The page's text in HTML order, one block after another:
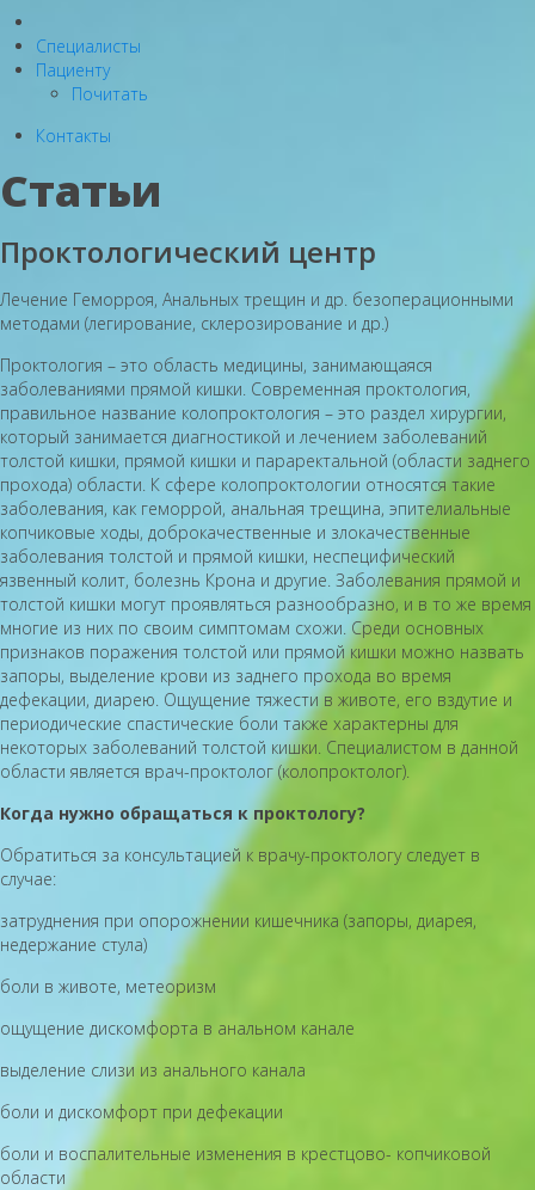
Специалисты
Пациенту
Почитать
Контакты
Статьи
Проктологический центр
Лечение Геморроя, Анальных трещин и др. безоперационными
методами (легирование, склерозирование и др.)
Проктология – это область медицины, занимающаяся
заболеваниями прямой кишки. Современная проктология,
правильное название колопроктология – это раздел хирургии,
который занимается диагностикой и лечением заболеваний
толстой кишки, прямой кишки и параректальной (области заднего
прохода) области. К сфере колопроктологии относятся такие
заболевания, как геморрой, анальная трещина, эпителиальные
копчиковые ходы, доброкачественные и злокачественные
заболевания толстой и прямой кишки, неспецифический
язвенный колит, болезнь Крона и другие. Заболевания прямой и
толстой кишки могут проявляться разнообразно, и в то же время
многие из них по своим симптомам схожи. Среди основных
признаков поражения толстой или прямой кишки можно назвать
запоры, выделение крови из заднего прохода во время
дефекации, диарею. Ощущение тяжести в животе, его вздутие и
периодические спастические боли также характерны для
некоторых заболеваний толстой кишки. Специалистом в данной
области является врач-проктолог (колопроктолог).
Когда нужно обращаться к проктологу?
Обратиться за консультацией к врачу-проктологу следует в
случае:
затруднения при опорожнении кишечника (запоры, диарея,
недержание стула)
боли в животе, метеоризм
ощущение дискомфорта в анальном канале
выделение слизи из анального канала
боли и дискомфорт при дефекации
боли и воспалительные изменения в крестцово- копчиковой
области